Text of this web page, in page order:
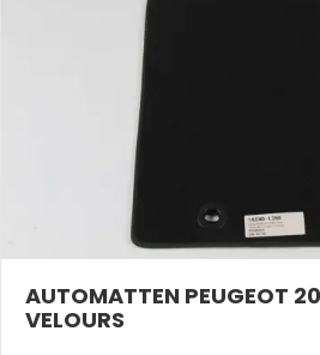
AUTOMATTEN PEUGEOT
VELOURS